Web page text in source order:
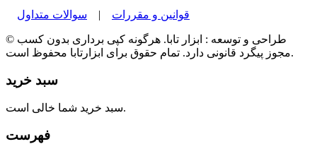
قوانین و مقررات | سوالات متداول
© طراحی و توسعه : ابزار تابا. هرگونه کپی برداری بدون کسب
مجوز پیگرد قانونی دارد. تمام حقوق برای ابزارتابا محفوظ است.
سبد خرید
سبد خرید شما خالی است.
فهرست